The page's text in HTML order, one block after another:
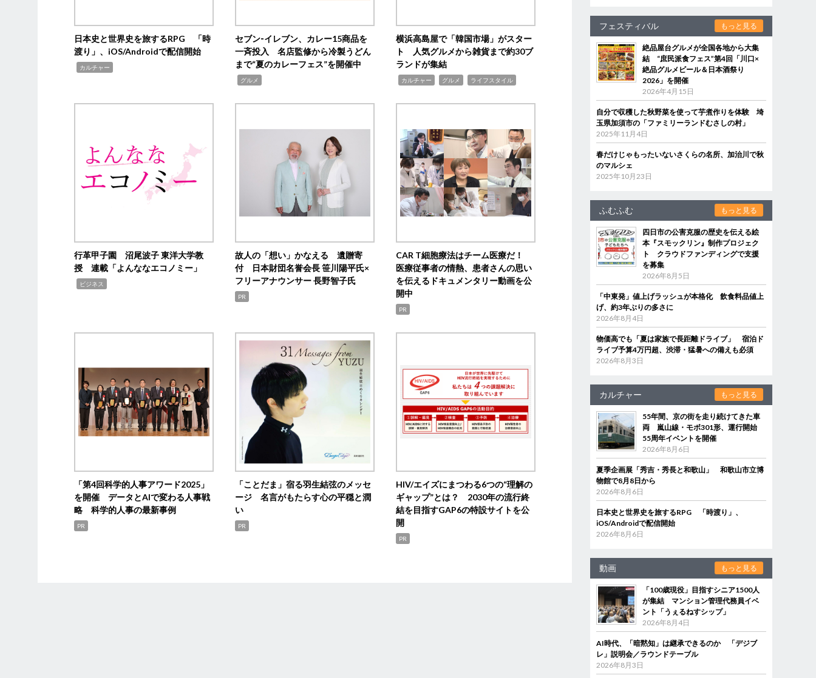
日本史と世界史を旅するRPG 「時
渡り」、iOS/Androidで配信開始
カルチャー
セブン‐イレブン、カレー15商品を
一斉投入 名店監修から冷製うどん
まで“夏のカレーフェス”を開催中
グルメ
横浜高島屋で「韓国市場」がスター
ト 人気グルメから雑貨まで約30ブ
ランドが集結
カルチャー グルメ ライフスタイル
行革甲子園 沼尾波子 東洋大学教
授 連載「よんななエコノミー」
ビジネス
故人の「想い」かなえる 遺贈寄
付 日本財団名誉会長 笹川陽平氏×
フリーアナウンサー 長野智子氏
PR
CAR T細胞療法はチーム医療だ！
医療従事者の情熱、患者さんの思い
を伝えるドキュメンタリー動画を公
開中
PR
「第4回科学的人事アワード2025」
を開催 データとAIで変わる人事戦
略 科学的人事の最新事例
PR
「ことだま」宿る羽生結弦のメッセ
ージ 名言がもたらす心の平穏と潤
い
PR
HIV/エイズにまつわる6つの“理解の
ギャップ”とは？ 2030年の流行終
結を目指すGAP6の特設サイトを公
開
PR
フェスティバル もっと見る
絶品屋台グルメが全国各地から大集
結 “庶民派食フェス”第4回「川口×
絶品グルメビール＆日本酒祭り
2026」を開催
2026年4月15日
自分で収穫した秋野菜を使って芋煮作りを体験 埼
玉県加須市の「ファミリーランドむさしの村」
2025年11月4日
春だけじゃもったいないさくらの名所、加治川で秋
のマルシェ
2025年10月23日
ふむふむ もっと見る
四日市の公害克服の歴史を伝える絵
本『スモックリン』制作プロジェク
ト クラウドファンディングで支援
を募集
2026年8月5日
「中東発」値上げラッシュが本格化 飲食料品値上
げ、約3年ぶりの多さに
2026年8月4日
物価高でも「夏は家族で長距離ドライブ」 宿泊ド
ライブ予算4万円超、渋滞・猛暑への備えも必須
2026年8月3日
カルチャー もっと見る
55年間、京の街を走り続けてきた車
両 嵐山線・モボ301形、運行開始
55周年イベントを開催
2026年8月6日
夏季企画展「秀吉・秀長と和歌山」 和歌山市立博
物館で8月8日から
2026年8月6日
日本史と世界史を旅するRPG 「時渡り」、
iOS/Androidで配信開始
2026年8月6日
動画 もっと見る
「100歳現役」目指すシニア1500人
が集結 マンション管理代務員イベ
ント「うぇるねすシップ」
2026年8月4日
AI時代、「暗黙知」は継承できるのか 「デジブ
レ」説明会／ラウンドテーブル
2026年8月3日